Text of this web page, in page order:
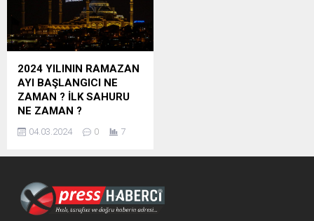
2024 YILININ RAMAZAN
AYI BAŞLANGICI NE
ZAMAN ? İLK SAHURU
NE ZAMAN ?
04.03.2024 0 7